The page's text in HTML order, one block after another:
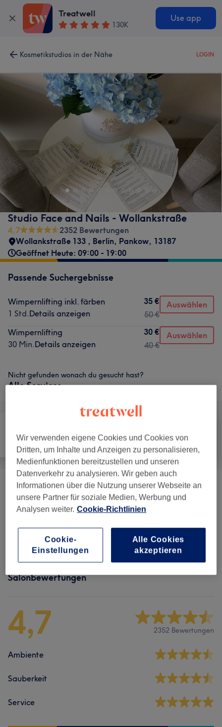
Treatwell
130K
Use app
Kosmetikstudios in der Nähe LOGIN
Studio Face and Nails - Wollankstraße
4,7
2352 Bewertungen
Wollankstraße 133 , Berlin, Pankow, 13187
Geöffnet Heute: 09:00 - 19:00
Passende Suchergebnisse
Wimpernlifting inkl. färben
1 Std.Details anzeigen
35 €
50 €
Auswählen
Wimpernlifting
30 Min.Details anzeigen
30 €
40 €
Auswählen
Nicht gefunden wonach du gesucht hast?
Alle Services
Alle Nägel Gesicht
Wimpernverlängerungen (7) ab 15 €
Augenbrauen & Wimpern (7)
Gesichtsbehandlungen ab 40 €
Salonbewertungen
4,7 2352 Bewertungen
Ambiente
Sauberkeit
Service
Wir verwenden eigene Cookies und Cookies von
Dritten, um Inhalte und Anzeigen zu personalisieren,
Medienfunktionen bereitzustellen und unseren
Datenverkehr zu analysieren. Wir geben auch
Informationen über die Nutzung unserer Webseite an
unsere Partner für soziale Medien, Werbung und
Analysen weiter. Cookie-Richtlinien
Cookie-
Einstellungen
Alle Cookies
akzeptieren